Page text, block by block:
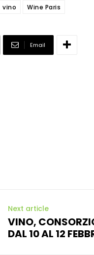
vino Wine Paris
Email
Next article
VINO,
DAL 10 AL 12